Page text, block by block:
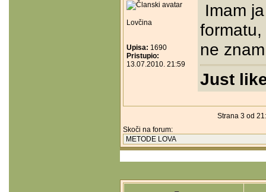
Lovčina
Upisa: 1690
Pristupio:
13.07.2010. 21:59
Imam
ne
Just
Strana 3 od
Skoči na forum: